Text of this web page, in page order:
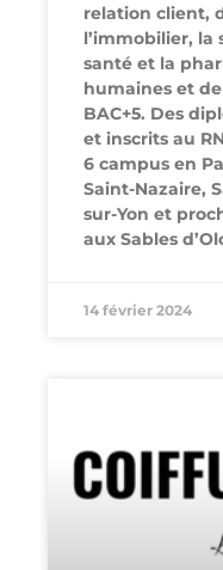
relation client,
l’immobilier, la
santé et la
humaines et
BAC+5. Des
et inscrits au
6 campus en
Saint-Nazaire,
sur-Yon et
aux Sables
14 février 2024